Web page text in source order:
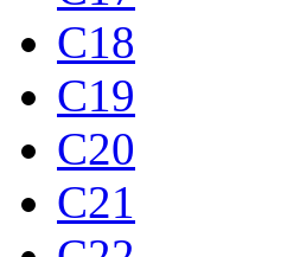
C18
C19
C20
C21